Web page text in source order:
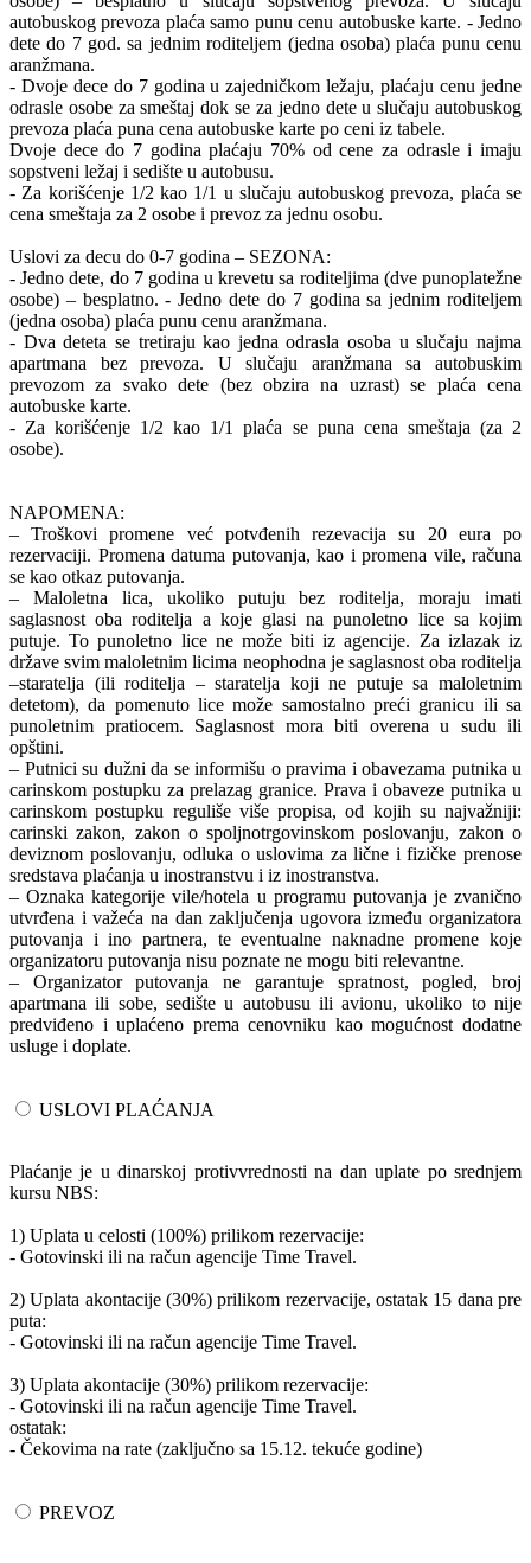
autobuskog prevoza plaća samo punu cenu autobuske karte. - Jedno
dete do 7 god. sa jednim roditeljem (jedna osoba) plaća punu cenu
aranžmana.
- Dvoje dece do 7 godina u zajedničkom ležaju, plaćaju cenu jedne
odrasle osobe za smeštaj dok se za jedno dete u slučaju autobuskog
prevoza plaća puna cena autobuske karte po ceni iz tabele.
Dvoje dece do 7 godina plaćaju 70% od cene za odrasle i imaju
sopstveni ležaj i sedište u autobusu.
- Za korišćenje 1/2 kao 1/1 u slučaju autobuskog prevoza, plaća se
cena smeštaja za 2 osobe i prevoz za jednu osobu.
Uslovi za decu do 0-7 godina – SEZONA:
- Jedno dete, do 7 godina u krevetu sa roditeljima (dve punoplatežne
osobe) – besplatno. - Jedno dete do 7 godina sa jednim roditeljem
(jedna osoba) plaća punu cenu aranžmana.
- Dva deteta se tretiraju kao jedna odrasla osoba u slučaju najma
apartmana bez prevoza. U slučaju aranžmana sa autobuskim
prevozom za svako dete (bez obzira na uzrast) se plaća cena
autobuske karte.
- Za korišćenje 1/2 kao 1/1 plaća se puna cena smeštaja (za 2
osobe).
NAPOMENA:
– Troškovi promene već potvđenih rezevacija su 20 eura po
rezervaciji. Promena datuma putovanja, kao i promena vile, računa
se kao otkaz putovanja.
– Maloletna lica, ukoliko putuju bez roditelja, moraju imati
saglasnost oba roditelja a koje glasi na punoletno lice sa kojim
putuje. To punoletno lice ne može biti iz agencije. Za izlazak iz
države svim maloletnim licima neophodna je saglasnost oba roditelja
–staratelja (ili roditelja – staratelja koji ne putuje sa maloletnim
detetom), da pomenuto lice može samostalno preći granicu ili sa
punoletnim pratiocem. Saglasnost mora biti overena u sudu ili
opštini.
– Putnici su dužni da se informišu o pravima i obavezama putnika u
carinskom postupku za prelazag granice. Prava i obaveze putnika u
carinskom postupku reguliše više propisa, od kojih su najvažniji:
carinski zakon, zakon o spoljnotrgovinskom poslovanju, zakon o
deviznom poslovanju, odluka o uslovima za lične i fizičke prenose
sredstava plaćanja u inostranstvu i iz inostranstva.
– Oznaka kategorije vile/hotela u programu putovanja je zvanično
utvrđena i važeća na dan zaključenja ugovora između organizatora
putovanja i ino partnera, te eventualne naknadne promene koje
organizatoru putovanja nisu poznate ne mogu biti relevantne.
– Organizator putovanja ne garantuje spratnost, pogled, broj
apartmana ili sobe, sedište u autobusu ili avionu, ukoliko to nije
predviđeno i uplaćeno prema cenovniku kao mogućnost dodatne
usluge i doplate.
USLOVI PLAĆANJA
Plaćanje je u dinarskoj protivvrednosti na dan uplate po srednjem
kursu NBS:
1) Uplata u celosti (100%) prilikom rezervacije:
- Gotovinski ili na račun agencije Time Travel.
2) Uplata akontacije (30%) prilikom rezervacije, ostatak 15 dana pre
puta:
- Gotovinski ili na račun agencije Time Travel.
3) Uplata akontacije (30%) prilikom rezervacije:
- Gotovinski ili na račun agencije Time Travel.
ostatak:
- Čekovima na rate (zaključno sa 15.12. tekuće godine)
PREVOZ